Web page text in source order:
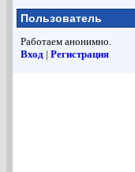
Пользователь
Работаем анонимно.
Вход | Регистрация